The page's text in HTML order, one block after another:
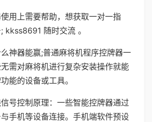
用上需要帮助，想获取一对一指
kkss8691 随时交流 。
神器能赢;普通麻将机程序控牌器一
需对麻将机进行复杂安装操作就能
能的设备或工具。
号控制原理：一些智能控牌器通过
手机等设备连接。手机端软件预设